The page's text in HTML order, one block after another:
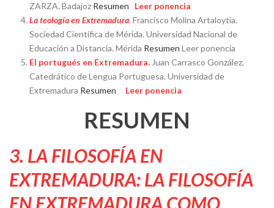
ZARZA. Badajoz Resumen
Leer ponencia
La teología en Extremadura. Francisco Molina Artaloytia.
Sociedad Científica de Mérida. Universidad Nacional de
Educación a Distancia. Mérida Resumen Leer ponencia
El portugués en Extremadura. Juan Carrasco González.
Catedrático de Lengua Portuguesa. Universidad de
Extremadura Resumen Leer ponencia
RESUMEN
3. LA FILOSOFÍA EN
EXTREMADURA: LA FILOSOFÍA
EN EXTREMADURA COMO